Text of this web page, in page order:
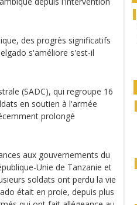
des progrès significatifs
s'améliore s'est-il
(SADC), qui regroupe 16
en soutien à l'armée
prolongé
aux gouvernements du
Unie de Tanzanie et
soldats ont perdu la vie
était en proie, depuis plus